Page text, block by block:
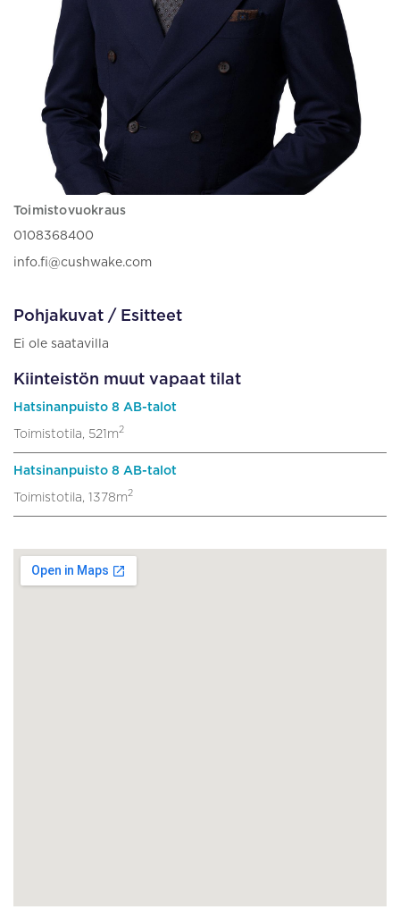
Toimistovuokraus
0108368400
info.fi@cushwake.com
Pohjakuvat / Esitteet
Ei ole saatavilla
Kiinteistön muut vapaat tilat
Hatsinanpuisto 8 AB-talot
Toimistotila, 521m2
Hatsinanpuisto 8 AB-talot
Toimistotila, 1378m2